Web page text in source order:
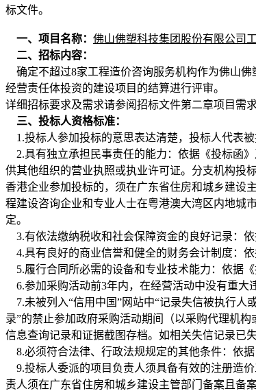
标文件。
一、项目名称： 佛山佛塑科技集团股份有限公司
二、招标内容：
确定不超过8家工程造价咨询服务机构作为佛山佛
经营责任体投资的建设项目的结算进行评审。
详细招标要求及需求请参阅招标文件第二章项目需
三、 投标人资格标准：
1.投标人参加投标的意思表达清楚，投标人代表被
2.具有独立承担民事责任的能力：依据《投标函
供其他组织的营业执照或执业许可证。分支机构投
香港企业参加投标的，须在广东省住房和城乡建设
程建设咨询企业和专业人士在粤港澳大湾区内地城
定。
3.有依法缴纳税收和社会保障资金的良好记录：依
4.具有良好的商业信誉和健全的财务会计制度：依
5.履行合同所必需的设备和专业技术能力：依据《
6.参加采购活动前3年内，在经营活动中没有重大
7.未被列入“信用中国”网站中“记录失信被执行人
录”的禁止参加政府采购活动期间（以采购代理机
信息查询记录和证据截图存档。如相关失信记录已
8.必须符合法律、行政法规规定的其他条件：依据
9.投标人委派的项目负责人须具备有效的注册造
责人须在广东省住房和城乡建设主管部门备案且备